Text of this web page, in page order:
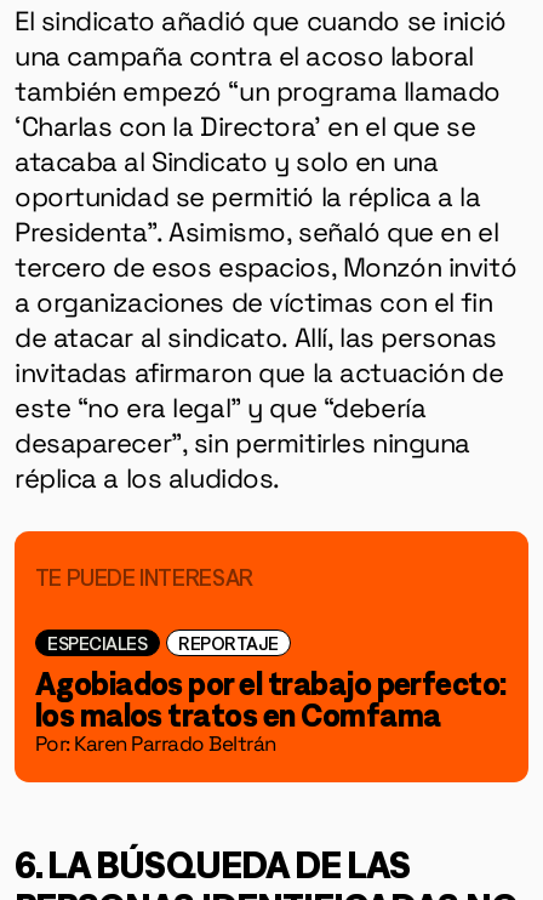
El sindicato añadió que cuando se inició
una campaña contra el acoso laboral
también empezó “un programa llamado
‘Charlas con la Directora’ en el que se
atacaba al Sindicato y solo en una
oportunidad se permitió la réplica a la
Presidenta”. Asimismo, señaló que en el
tercero de esos espacios, Monzón invitó
a organizaciones de víctimas con el fin
de atacar al sindicato. Allí, las personas
invitadas afirmaron que la actuación de
este “no era legal” y que “debería
desaparecer”, sin permitirles ninguna
réplica a los aludidos.
TE PUEDE INTERESAR
ESPECIALES REPORTAJE
Agobiados por el trabajo perfecto:
los malos tratos en Comfama
Por: Karen Parrado Beltrán
6. LA BÚSQUEDA DE LAS